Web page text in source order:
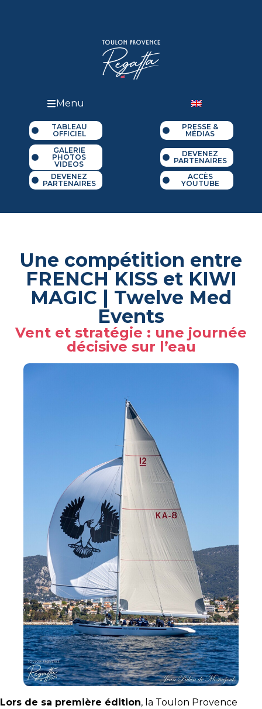
Menu
TABLEAU
OFFICIEL
PRESSE &
MÉDIAS
GALERIE
PHOTOS
VIDEOS
DEVENEZ
PARTENAIRES
DEVENEZ
PARTENAIRES
ACCÈS
YOUTUBE
Une compétition entre
FRENCH KISS et KIWI
MAGIC | Twelve Med
Events
Vent et stratégie : une journée
décisive sur l’eau
Lors de sa première édition, la Toulon Provence